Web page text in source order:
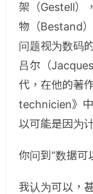
架（Gestell）
物（Bestand
问题视为数码
吕尔（
代，在他的著
technicien》
以可能是因为
你问到“数据可
我认为可以，